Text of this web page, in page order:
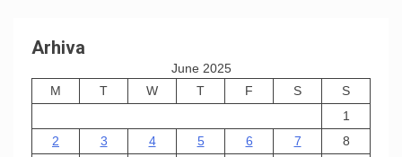
Arhiva
June 2025
M
T W T F S
S
1
2
3 4 5 6 7
8